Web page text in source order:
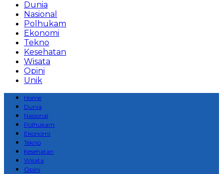
Dunia
Nasional
Polhukam
Ekonomi
Tekno
Kesehatan
Wisata
Opini
Unik
Home
Dunia
Nasional
Polhukam
Ekonomi
Tekno
Kesehatan
Wisata
Opini